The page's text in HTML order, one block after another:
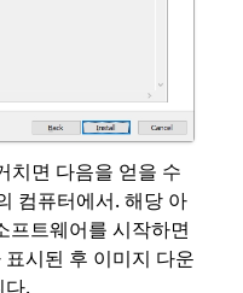
치면 다음을 얻을 수
컴퓨터에서. 해당 아
프트웨어를 시작하면
시된 후 이미지 다운
다.